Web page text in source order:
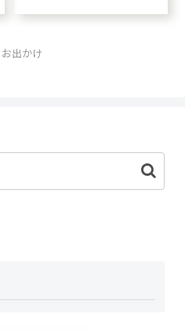
な「ひのとり弁当」は今回
売ってる物とは作ってる会
お出かけ